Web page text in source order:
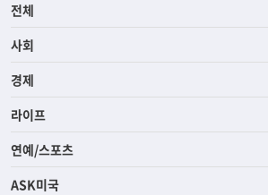
전체
사회
경제
라이프
연예/스포츠
ASK미국